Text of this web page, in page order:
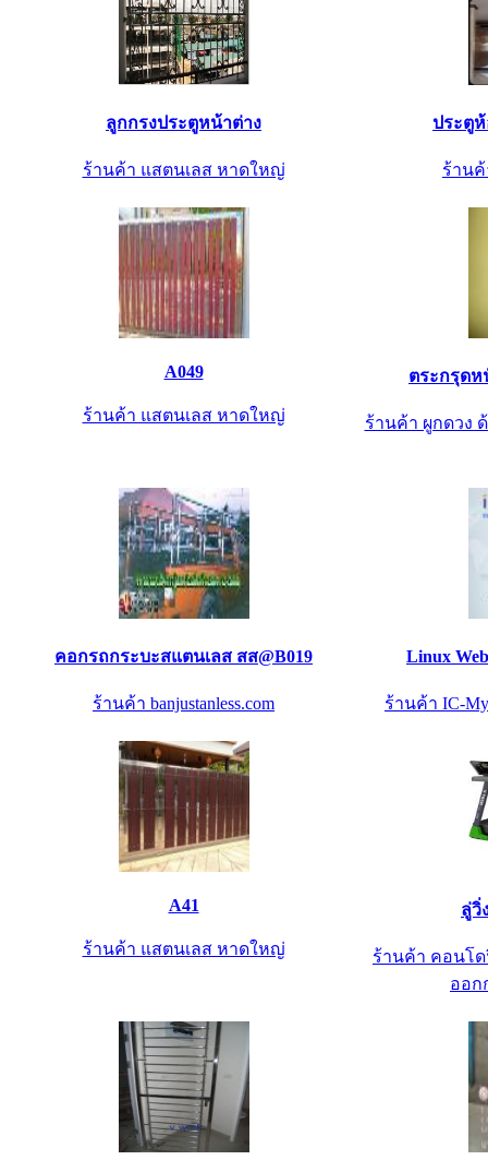
ลูกกรงประตูหน้าต่าง
ร้านค้า แสตนเลส หาดใหญ่
ประตูห้
ร้านค้
A049
ร้านค้า แสตนเลส หาดใหญ่
ตระกรุด
ร้านค้า ผูกดวง
คอกรถกระบะสแตนเลส สส@B019
ร้านค้า banjustanless.com
Linux
ร้านค้า IC-
A41
ร้านค้า แสตนเลส หาดใหญ่
ลู่วิ่
ร้านค้า คอนโด
ออก